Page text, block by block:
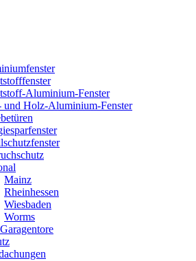
Aluminium-Fenster
und Holz-Aluminium-Fenster
Mainz
Rheinhessen
Wiesbaden
Worms